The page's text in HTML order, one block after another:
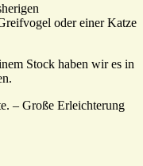
oder einer Katze
Stock haben wir es in
– Große Erleichterung